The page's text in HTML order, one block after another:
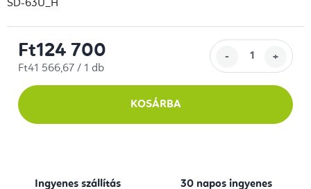
SD-63U_H
Ft124 700
Egységár:
Ft41 566,67 / 1 db
KOSÁRBA
Ingyenes szállítás
30 napos ingyenes